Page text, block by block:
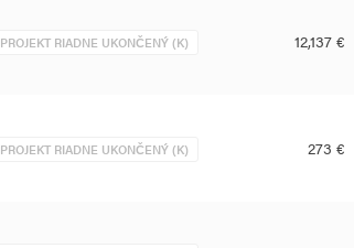
PROJEKT RIADNE UKONČENÝ (K) 12,137 €
PROJEKT RIADNE UKONČENÝ (K) 273 €